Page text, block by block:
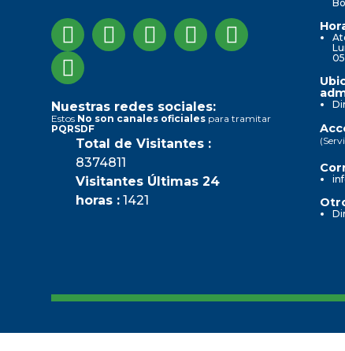
Nuestras redes sociales:
Estos No son canales oficiales para tramitar
PQRSDF
Total de Visitantes :
8374811
Visitantes Últimas 24
horas : 1421